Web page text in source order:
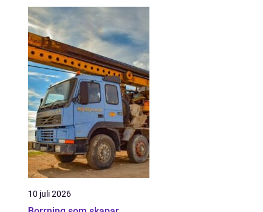
10 juli 2026